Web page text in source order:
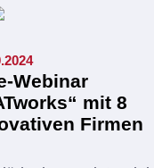
Webinar
mit 8
Firmen